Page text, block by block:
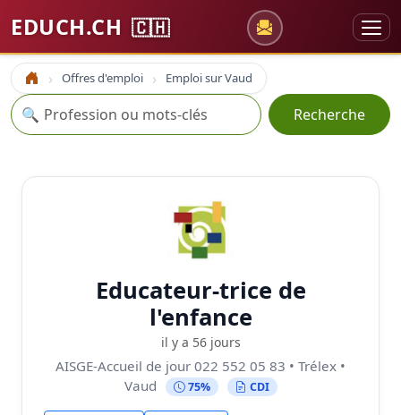
EDUCH.CH 🇨🇭
Accueil Offres d'emploi Emploi sur Vaud
Recherche
🔍 Recherche
Educateur-trice de
l'enfance
il y a 56 jours
AISGE-Accueil de jour 022 552 05 83 • Trélex •
Vaud
75% CDI